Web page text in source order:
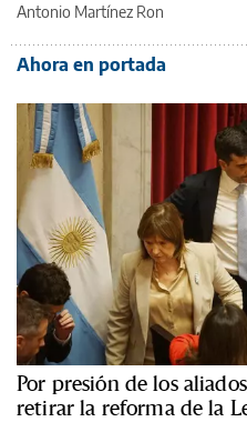
Antonio Martínez Ron
Ahora en portada
Por presión de los
retirar la reforma de la